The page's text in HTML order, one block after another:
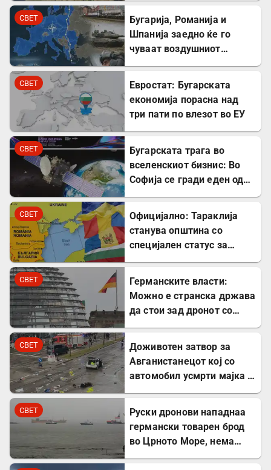
СВЕТ
Бугарија, Романија и
Шпанија заедно ќе го
чуваат воздушниот
СВЕТ
Евростат: Бугарската
економија порасна над
три пати по влезот во ЕУ
СВЕТ
Бугарската трага во
вселенскиот бизнис: Во
Софија се гради еден од
СВЕТ
Официјално: Тараклија
станува општина со
специјален статус за
СВЕТ
Германските власти:
Можно е странска држава
да стои зад дронот со
СВЕТ
Доживотен затвор за
Авганистанецот кој со
автомобил усмрти мајка и
СВЕТ
Руски дронови нападнаа
германски товарен брод
во Црното Море, нема